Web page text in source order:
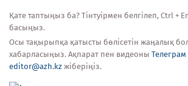
Қате таптыңыз ба? Тінтуірмен белгілеп, Ctrl +
басыңыз.
Осы тақырыпқа қатысты бөлісетін жаңалық
хабарласыңыз. Ақпарат пен видеоны
editor@azh.kz жіберіңіз.